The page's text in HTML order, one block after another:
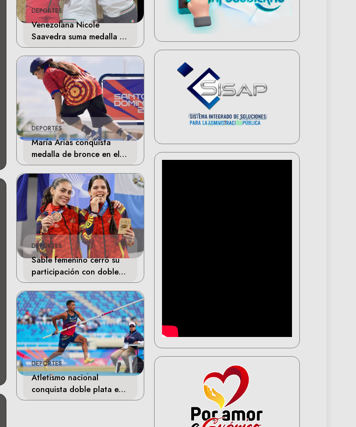
DEPORTES
Venezolana Nicole
Saavedra suma medalla de
plata en la final de Tiro
Deportivo
DEPORTES
María Arias conquista
medalla de bronce en el
skateboarding de los
Juegos Centroamericanos
DEPORTES
Sable femenino cerró su
participación con doble
bronce en Santo Domingo
DEPORTES
Atletismo nacional
conquista doble plata en
Santo Domingo